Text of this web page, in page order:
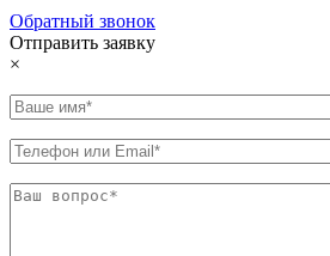
Обратный звонок
Отправить заявку
×